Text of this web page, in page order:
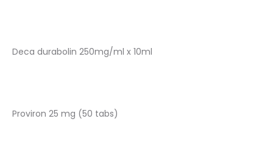
Deca durabolin 250mg/ml x 10ml
Proviron 25 mg (50 tabs)